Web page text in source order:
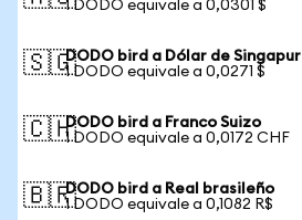
1 DODO equivale a 0,0301 $
🇸🇬DODO bird a Dólar de Singapur
1 DODO equivale a 0,0271 $
🇨🇭DODO bird a Franco Suizo
1 DODO equivale a 0,0172 CHF
🇧🇷DODO bird a Real brasileño
1 DODO equivale a 0,1082 R$